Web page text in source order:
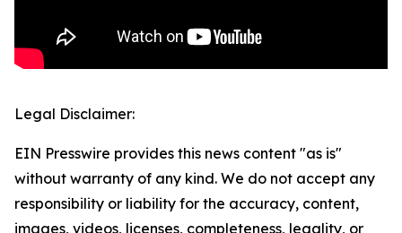
Legal Disclaimer:
EIN Presswire provides this news content "as is"
without warranty of any kind. We do not accept any
responsibility or liability for the accuracy, content,
images, videos, licenses, completeness, legality, or